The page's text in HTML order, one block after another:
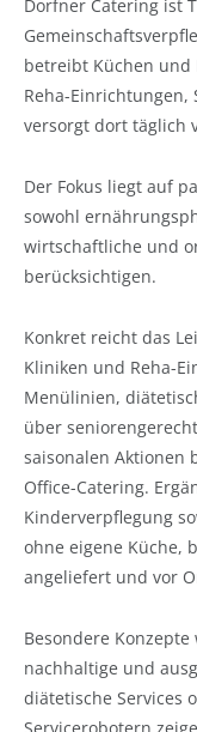
Dorfner Catering ist
betreibt Küchen und
Reha-
versorgt dort täglich
Der Fokus liegt auf
sowohl
wirtschaftliche und
berücksichtigen.
Konkret reicht das
Kliniken und Reha-
Menülinien,
über
saisonalen Aktionen
Office-Catering.
Kinderverpflegung
ohne eigene Küche,
angeliefert und vor
Besondere
nachhaltige und
diätetische Services